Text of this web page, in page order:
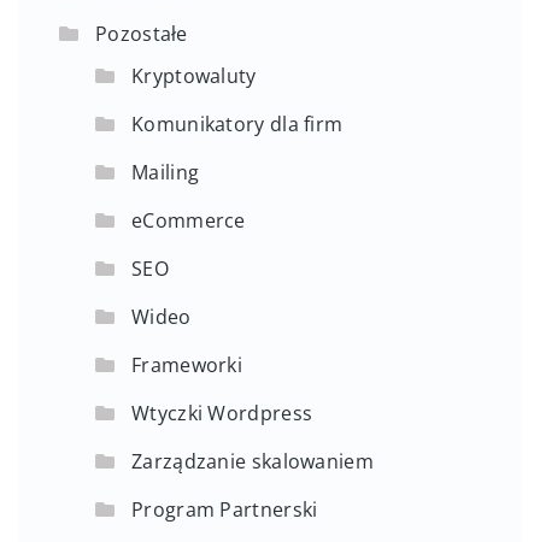
Pozostałe
Kryptowaluty
Komunikatory dla firm
Mailing
eCommerce
SEO
Wideo
Frameworki
Wtyczki Wordpress
Zarządzanie skalowaniem
Program Partnerski